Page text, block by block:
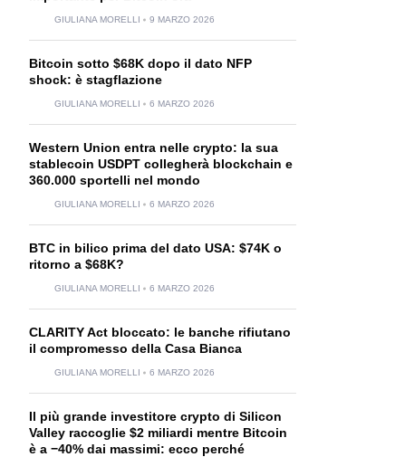
GIULIANA MORELLI 9 MARZO 2026
Bitcoin sotto $68K dopo il dato NFP
shock: è stagflazione
GIULIANA MORELLI 6 MARZO 2026
Western Union entra nelle crypto: la sua
stablecoin USDPT collegherà blockchain e
360.000 sportelli nel mondo
GIULIANA MORELLI 6 MARZO 2026
BTC in bilico prima del dato USA: $74K o
ritorno a $68K?
GIULIANA MORELLI 6 MARZO 2026
CLARITY Act bloccato: le banche rifiutano
il compromesso della Casa Bianca
GIULIANA MORELLI 6 MARZO 2026
Il più grande investitore crypto di Silicon
Valley raccoglie $2 miliardi mentre Bitcoin
è a −40% dai massimi: ecco perché